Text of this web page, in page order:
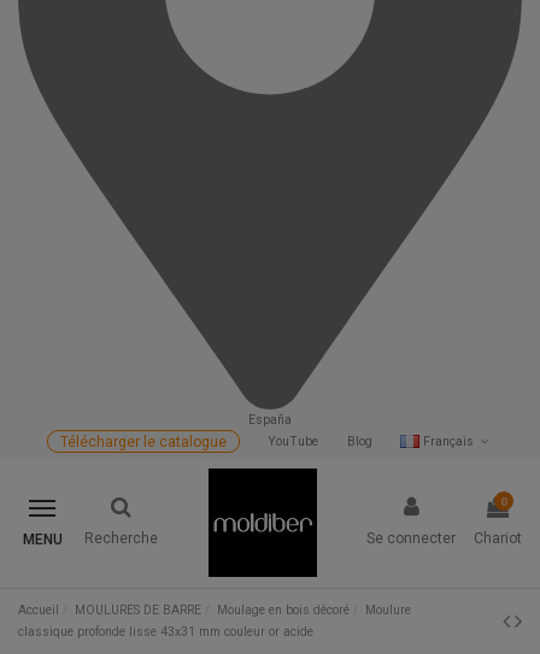
España
Français
Blog
YouTube
Télécharger le catalogue
MENU Recherche Se connecter
0
Chariot
Accueil MOULURES DE BARRE Moulage en bois décoré
Moulure
classique profonde lisse 43x31 mm couleur or acide